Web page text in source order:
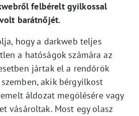
felbérelt gyilkossal
barátnőjét.
hogy a darkweb teljes
a hatóságok számára az
jártak el a rendőrök
akik bérgyilkost
áldozat megölésére vagy
vásároltak. Most egy olasz